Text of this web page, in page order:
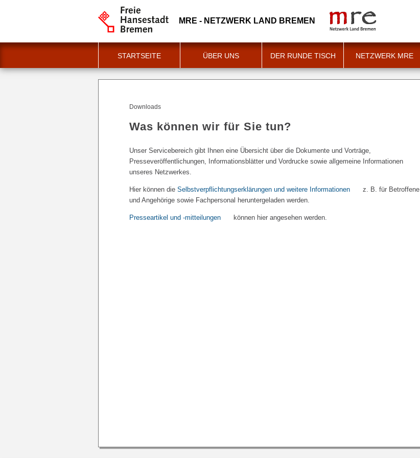
MRE - NETZWERK LAND BREMEN
STARTSEITE ÜBER UNS DER RUNDE TISCH NETZWERK MRE
Downloads
Was können wir für Sie tun?
Unser Servicebereich gibt Ihnen eine Übersicht über die Dokumente und Vorträge,
Presseveröffentlichungen, Informationsblätter und Vordrucke sowie allgemeine Informationen
unseres Netzwerkes.
Hier können die Selbstverpflichtungserklärungen und weitere Informationen
z. B. für Betroffene
und Angehörige sowie Fachpersonal heruntergeladen werden.
Presseartikel und -mitteilungen können hier angesehen werden.